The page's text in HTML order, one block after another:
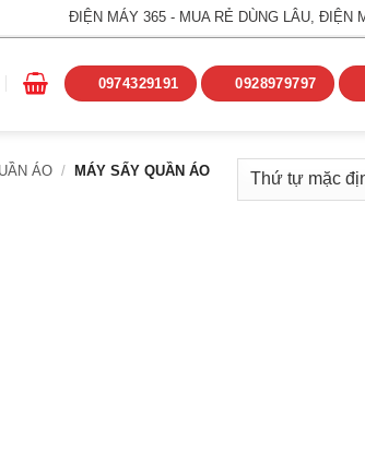
ĐIỆN MÁY 365 - MUA RẺ DÙNG LÂU, ĐIỆN
0974329191 0928979797
ÁO /
MÁY SẤY QUẦN ÁO